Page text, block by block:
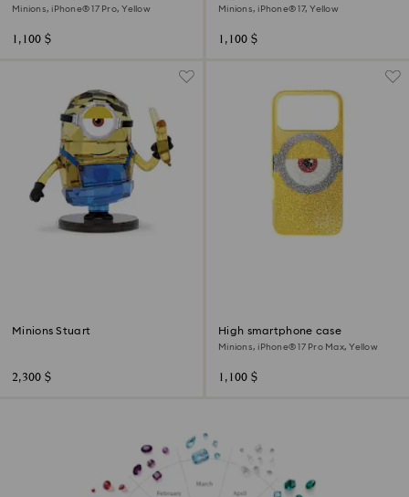
Minions, iPhone® 17 Pro, Yellow
1,100 $
Minions, iPhone® 17, Yellow
1,100 $
Minions Stuart
2,300 $
High smartphone case
Minions, iPhone® 17 Pro Max, Yellow
1,100 $